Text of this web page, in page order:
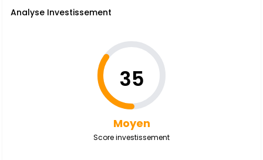
Analyse Investissement
35
Moyen
Score investissement